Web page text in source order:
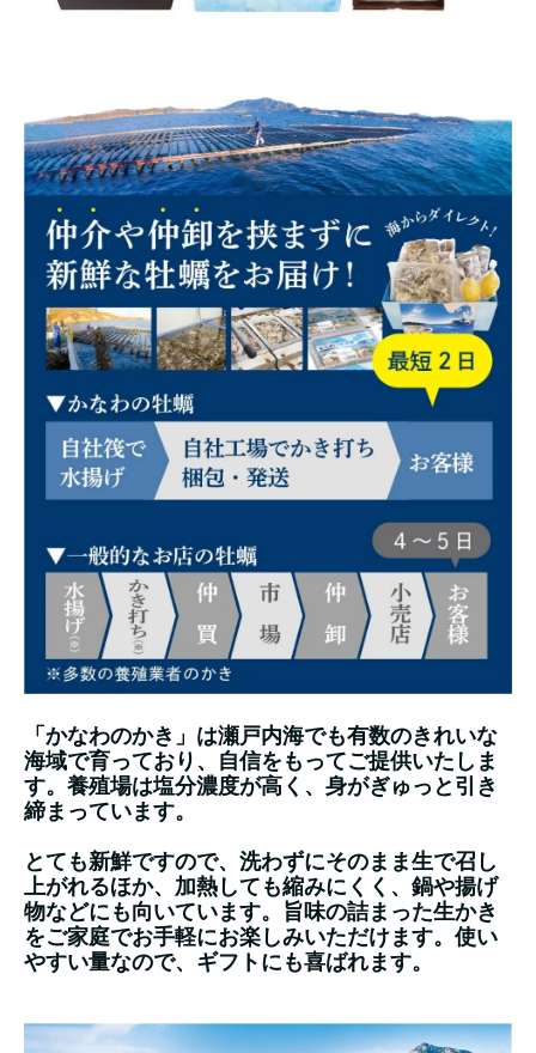
「かなわのかき」は瀬戸内海でも有数のきれいな
海域で育っており、自信をもってご提供いたしま
す。養殖場は塩分濃度が高く、身がぎゅっと引き
締まっています。
とても新鮮ですので、洗わずにそのまま生で召し
上がれるほか、加熱しても縮みにくく、鍋や揚げ
物などにも向いています。旨味の詰まった生かき
をご家庭でお手軽にお楽しみいただけます。使い
やすい量なので、ギフトにも喜ばれます。